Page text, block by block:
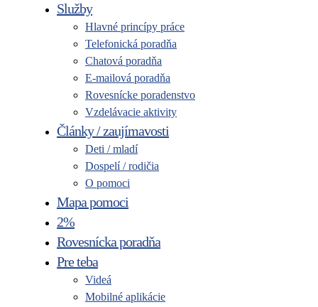
Služby
Hlavné princípy práce
Telefonická poradňa
Chatová poradňa
E-mailová poradňa
Rovesnícke poradenstvo
Vzdelávacie aktivity
Články / zaujímavosti
Deti / mladí
Dospelí / rodičia
O pomoci
Mapa pomoci
2%
Rovesnícka poradňa
Pre teba
Videá
Mobilné aplikácie